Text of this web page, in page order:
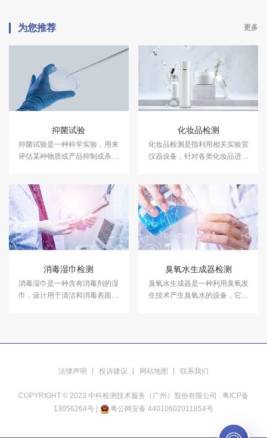
为您推荐 更多
抑菌试验
抑菌试验是一种科学实验，用来
评估某种物质或产品抑制或杀灭
产品抑菌试验服务，具备CMA、
CNAS资质认证.
化妆品检测
化妆品检测是指利用相关实验室
仪器设备，针对各类化妆品进行
量和使用安全，保障消费者健
康。中科检测开展化妆品检测服
务，具备CMA、CNAS资质认
证。
消毒湿巾检测
消毒湿巾是一种含有消毒剂的湿
巾，设计用于清洁和消毒表面或
臭氧水生成器检测
臭氧水生成器是一种利用臭氧发
生技术产生臭氧水的设备，它通
务，具备CMA/CNAS资质认证。
法律声明 投诉建议 网站地图 联系我们
COPYRIGHT © 2023 中科检测技术服务（广州）股份有限公司 . 粤ICP备
13056264号 | 粤公网安备 44010602011854号